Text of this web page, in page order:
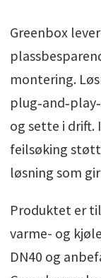
Greenbox
montering.
og sette i drift.
feilsøking
løsning som
Produktet er
varme- og
DN40 og